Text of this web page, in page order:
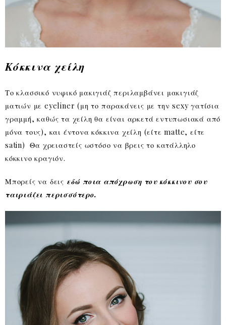
Κόκκινα χείλη
Το κλασσικό νυφικό μακιγιάζ περιλαμβάνει μακιγιάζ
ματιών με eyeliner (μη το παρακάνεις με την sexy γατίσια
γραμμή, καθώς τα χείλη θα είναι αρκετά εντυπωσιακά από
μόνα τους), και έντονα κόκκινα χείλη (είτε matte, είτε
satin) Θα χρειαστείς ωστόσο να βρεις το κατάλληλο
κόκκινο κραγιόν.
Μπορείς να δεις εδώ ποια απόχρωση του κόκκινου σου
ταιριάζει περισσότερο.